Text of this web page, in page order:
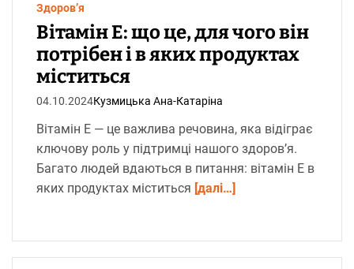
н
н
я
Здоров’я
Вітамін Е: що це, для чого він
потрібен і в яких продуктах
міститься
04.10.2024Кузмицька Ана-Катаріна
Вітамін Е — це важлива речовина, яка відіграє
ключову роль у підтримці нашого здоров’я.
Багато людей вдаються в питання: вітамін Е в
яких продуктах міститься [далі…]